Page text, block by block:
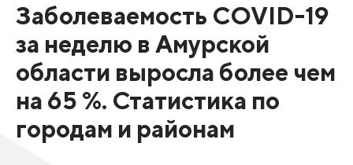
Заболеваемость СOVID-19
за неделю в Амурской
области выросла более чем
на 65 %. Статистика по
городам и районам